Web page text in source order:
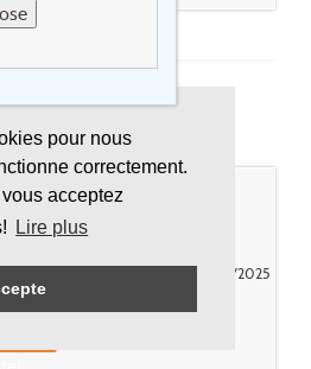
pour nous
correctement.
acceptez
Lire plus
PAS
Francois Joseph Vanhoudt le 27/05/2025